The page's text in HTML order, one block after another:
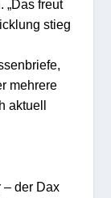
„Das freut
stieg
mehrere
aktue
– der Dax